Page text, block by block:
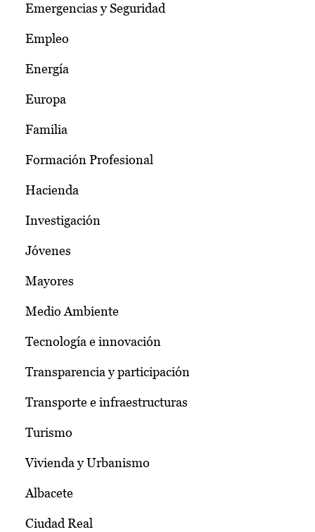
Emergencias y Seguridad
Empleo
Energía
Europa
Familia
Formación Profesional
Hacienda
Investigación
Jóvenes
Mayores
Medio Ambiente
Tecnología e innovación
Transparencia y participación
Transporte e infraestructuras
Turismo
Vivienda y Urbanismo
Albacete
Ciudad Real